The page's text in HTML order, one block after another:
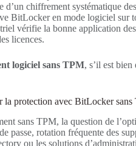
d’un chiffrement systématique
BitLocker en mode logiciel sur
vérifie la bonne application
licences.
logiciel sans TPM, s’il est
la protection avec BitLocker
sans TPM, la question de
passe, rotation fréquente des
ou les solutions